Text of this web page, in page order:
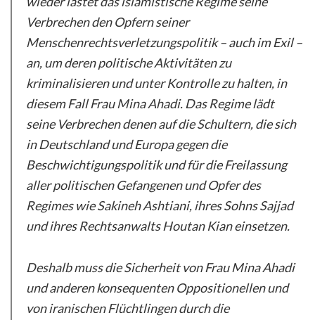
Verbrechen den Opfern seiner
Menschenrechtsverletzungspolitik – auch im Exil –
an, um deren politische Aktivitäten zu
kriminalisieren und unter Kontrolle zu halten, in
diesem Fall Frau Mina Ahadi. Das Regime lädt
seine Verbrechen denen auf die Schultern, die sich
in Deutschland und Europa gegen die
Beschwichtigungspolitik und für die Freilassung
aller politischen Gefangenen und Opfer des
Regimes wie Sakineh Ashtiani, ihres Sohns Sajjad
und ihres Rechtsanwalts Houtan Kian einsetzen.
Deshalb muss die Sicherheit von Frau Mina Ahadi
und anderen konsequenten Oppositionellen und
von iranischen Flüchtlingen durch die